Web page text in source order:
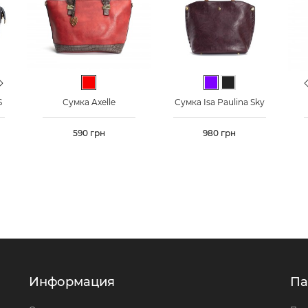
синий
Сумка Axelle
Цена
590 грн
Сумка Isa Paulina Sky
Цена
980 грн
Информация